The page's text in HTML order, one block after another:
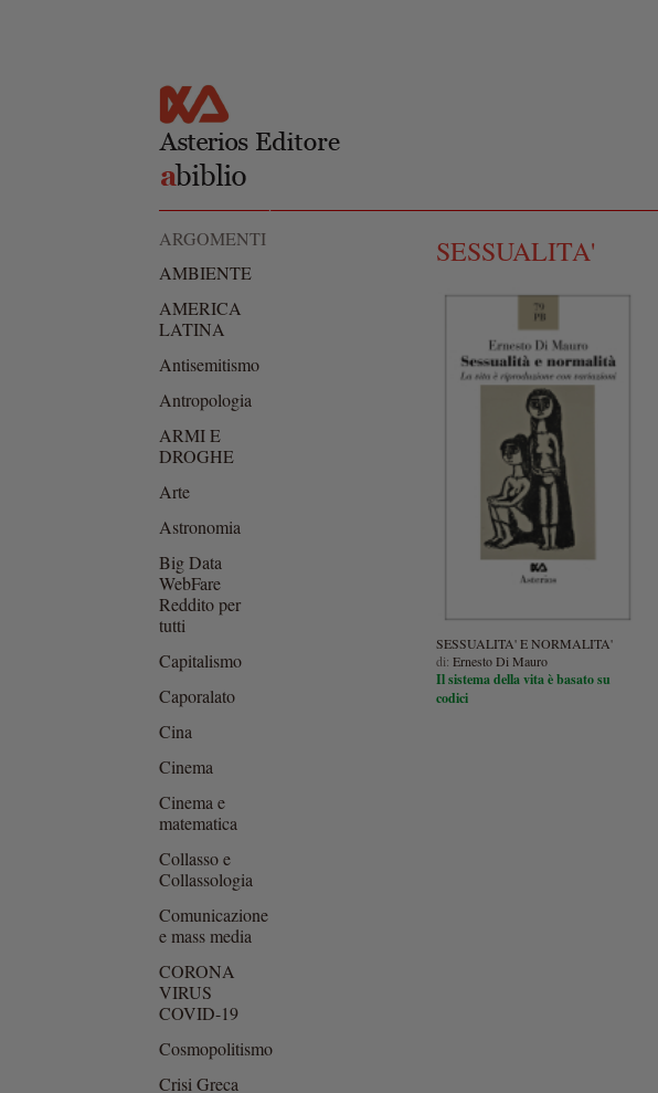
SESSUALITA'
SESSUALITA' E NORMALITA'
di: Ernesto Di Mauro
Il sistema della vita è basato su
codici
ARGOMENTI
AMBIENTE
AMERICA
LATINA
Antisemitismo
Antropologia
ARMI E
DROGHE
Arte
Astronomia
Big Data
WebFare
Reddito per
tutti
Capitalismo
Caporalato
Cina
Cinema
Cinema e
matematica
Collasso e
Collassologia
Comunicazione
e mass media
CORONA
VIRUS
COVID-19
Cosmopolitismo
Crisi Greca